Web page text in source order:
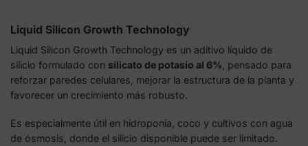
Liquid Silicon Growth Technology
Liquid Silicon Growth Technology es un aditivo líquido de
silicio formulado con silicato de potasio al 6% , pensado para
reforzar paredes celulares, mejorar la estructura de la planta y
favorecer un crecimiento más robusto.
Es especialmente útil en hidroponía, coco y cultivos con agua
de ósmosis, donde el silicio disponible puede ser limitado.